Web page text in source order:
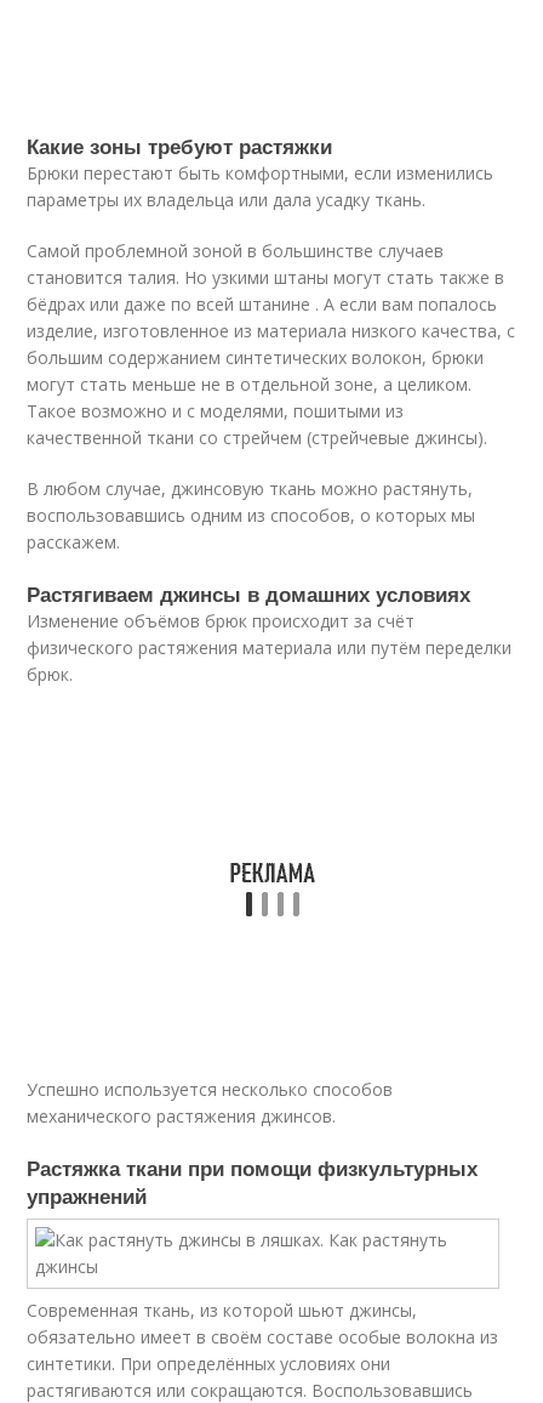
Какие зоны требуют растяжки
Брюки перестают быть комфортными, если изменились
параметры их владельца или дала усадку ткань.
Самой проблемной зоной в большинстве случаев
становится талия. Но узкими штаны могут стать также в
бёдрах или даже по всей штанине . А если вам попалось
изделие, изготовленное из материала низкого качества, с
большим содержанием синтетических волокон, брюки
могут стать меньше не в отдельной зоне, а целиком.
Такое возможно и с моделями, пошитыми из
качественной ткани со стрейчем (стрейчевые джинсы).
В любом случае, джинсовую ткань можно растянуть,
воспользовавшись одним из способов, о которых мы
расскажем.
Растягиваем джинсы в домашних условиях
Изменение объёмов брюк происходит за счёт
физического растяжения материала или путём переделки
брюк.
Успешно используется несколько способов
механического растяжения джинсов.
Растяжка ткани при помощи физкультурных
упражнений
Современная ткань, из которой шьют джинсы,
обязательно имеет в своём составе особые волокна из
синтетики. При определённых условиях они
растягиваются или сокращаются. Воспользовавшись